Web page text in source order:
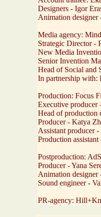
Designers - Igor
Animation designer
Media agency:
Strategic Director -
New Media
Senior Invention
Head of Social and
In partnership
Production: Focus
Executive producer
Head of production
Producer - Katya
Assistant producer
Production
Postproduction:
Producer - Yana
Animation
Sound engineer -
PR-agency: